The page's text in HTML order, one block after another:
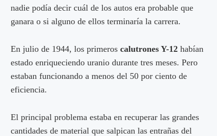
nadie podía decir cuál de los autos era probable que
ganara o si alguno de ellos terminaría la carrera.
En julio de 1944, los primeroscalutrones Y-12 habían
estado enriqueciendo uranio durante tres meses. Pero
estaban funcionando a menos del 50 por ciento de
eficiencia.
El principal problema estaba en recuperar las grandes
cantidades de material que salpican las entrañas del